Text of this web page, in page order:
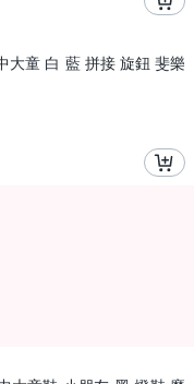
大童 白 藍 拼接 旋鈕 斐樂